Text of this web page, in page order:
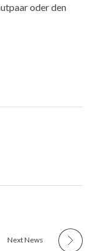
oder den
Next News